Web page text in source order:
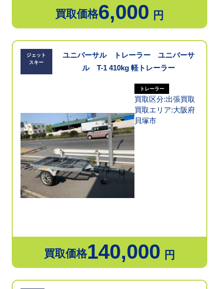
買取価格6,000 円
ジェット
スキー
ユニバーサル トレーラー ユニバーサ
ル T-1 410kg 軽トレーラー
トレーラー
買取区分:出張買取
買取エリア:大阪府
貝塚市
買取価格140,000 円